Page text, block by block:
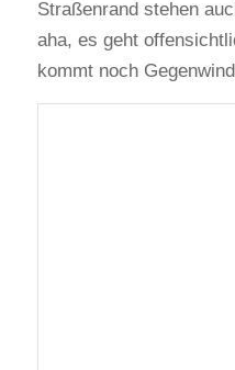
Straßenrand stehen
aha, es geht
kommt noch